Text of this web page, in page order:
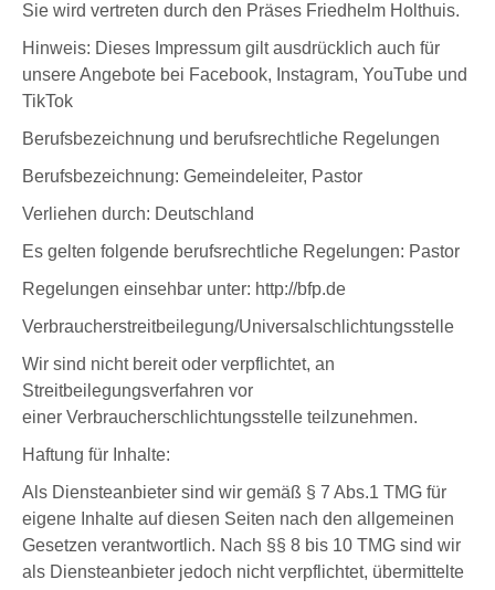
Sie wird vertreten durch den Präses Friedhelm Holthuis.
Hinweis: Dieses Impressum gilt ausdrücklich auch für
unsere Angebote bei Facebook, Instagram, YouTube und
TikTok
Berufsbezeichnung und berufsrechtliche Regelungen
Berufsbezeichnung: Gemeindeleiter, Pastor
Verliehen durch: Deutschland
Es gelten folgende berufsrechtliche Regelungen: Pastor
Regelungen einsehbar unter: http://bfp.de
Verbraucherstreitbeilegung/Universalschlichtungsstelle
Wir sind nicht bereit oder verpflichtet, an
Streitbeilegungsverfahren vor
einer Verbraucherschlichtungsstelle teilzunehmen.
Haftung für Inhalte:
Als Diensteanbieter sind wir gemäß § 7 Abs.1 TMG für
eigene Inhalte auf diesen Seiten nach den allgemeinen
Gesetzen verantwortlich. Nach §§ 8 bis 10 TMG sind wir
als Diensteanbieter jedoch nicht verpflichtet, übermittelte